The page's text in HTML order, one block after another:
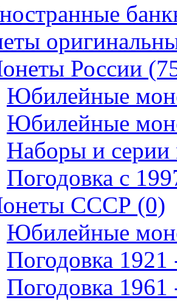
России
Юбилейные
Юбилейные
Наборы и серии
Погодовка c
СССР (0)
Юбилейные
Погодовка 1921
Погодовка 1961